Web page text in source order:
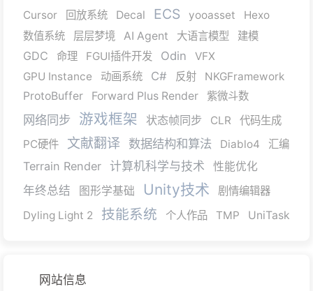
Cursor
回放系统 Decal ECS yooasset
Hexo
数值系统
层层梦境 AI Agent 大语言模型 建模
GDC 命理 FGUI插件开发 Odin
VFX
GPU Instance
动画系统 C# 反射
NKGFramework
ProtoBuffer
Forward Plus Render 紫微斗数
网络同步 游戏框架 状态帧同步 CLR
代码生成
PC硬件
文献翻译 数据结构和算法 Diablo4 汇编
Terrain Render 计算机科学与技术 性能优化
年终总结 图形学基础 Unity技术
剧情编辑器
Dyling Light 2
技能系统 个人作品 TMP UniTask
网站信息